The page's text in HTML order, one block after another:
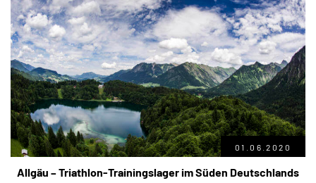
01.06.2020
Allgäu – Triathlon-Trainingslager im Süden Deutschlands